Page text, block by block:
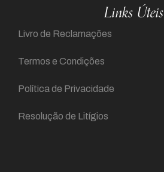
Links Úteis
Livro de Reclamações
Termos e Condições
Política de Privacidade
Resolução de Litígios